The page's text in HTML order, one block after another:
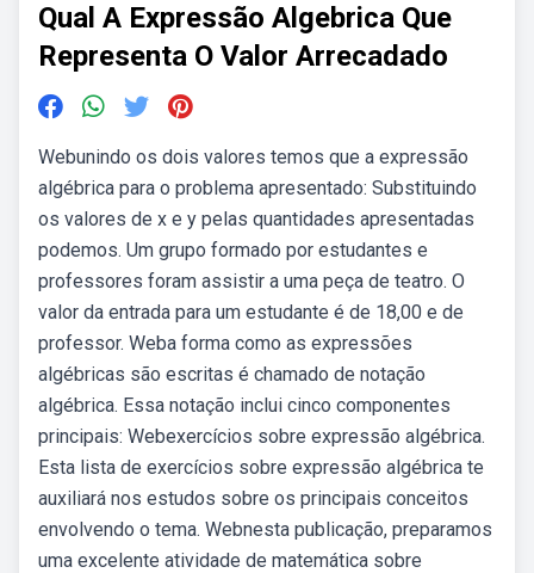
Qual A Expressão Algebrica Que
Representa O Valor Arrecadado
Webunindo os dois valores temos que a expressão
algébrica para o problema apresentado: Substituindo
os valores de x e y pelas quantidades apresentadas
podemos. Um grupo formado por estudantes e
professores foram assistir a uma peça de teatro. O
valor da entrada para um estudante é de 18,00 e de
professor. Weba forma como as expressões
algébricas são escritas é chamado de notação
algébrica. Essa notação inclui cinco componentes
principais: Webexercícios sobre expressão algébrica.
Esta lista de exercícios sobre expressão algébrica te
auxiliará nos estudos sobre os principais conceitos
envolvendo o tema. Webnesta publicação, preparamos
uma excelente atividade de matemática sobre